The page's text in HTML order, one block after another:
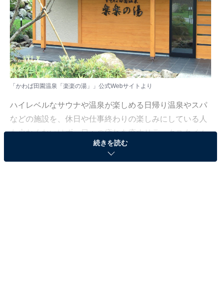
「かわば田園温泉「楽楽の湯」」公式Webサイトより
ハイレベルなサウナや温泉が楽しめる日帰り温泉やスパ
などの施設を、休日や仕事終わりの楽しみにしている人
も少なくないはず。日々の疲れを癒すリラックスタイム
は、何物にも代えがたい時間ですよね。しかし、近年で
は高い人気をほこる施設も多く、どこに行けばよいか迷
続きを読む